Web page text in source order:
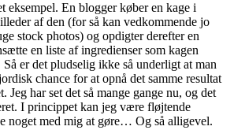
eksempel. En blogger køber en kage i
af den (for så kan vedkommende jo
stock photos) og opdigter derefter en
en liste af ingredienser som kagen
er det pludselig ikke så underligt at man
chance for at opnå det samme resultat
Jeg har set det så mange gange nu, og det
I princippet kan jeg være fløjtende
noget med mig at gøre… Og så alligevel.